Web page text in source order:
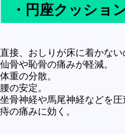
プログラミング(C言語)
プログラミング(VBA)
プログラミング(HTML)
プログラミング(PHP)
プログラミング(JavaScript)
・円座クッショ
直接、おしりが床に着かない
仙骨や恥骨の痛みが軽減。
体重の分散。
腰の安定。
坐骨神経や馬尾神経などを圧
痔の痛みに効く。